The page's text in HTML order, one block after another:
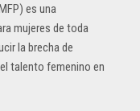
es una
mujeres de toda
la brecha de
talento femenino en